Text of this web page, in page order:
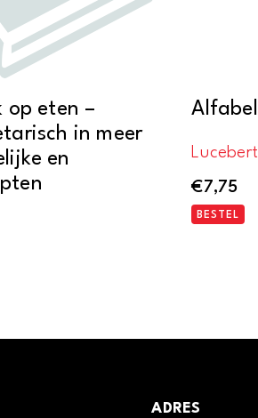
op eten –
in meer
en
Alfabel
Lucebert
€7,75
BESTEL
ADRES